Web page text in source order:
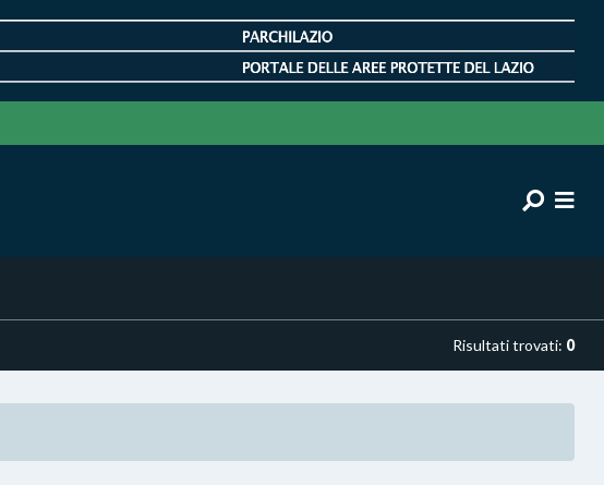
Risultati trovati: 0